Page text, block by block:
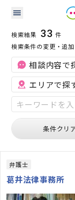
大阪府の刑事
刑
検索結果 33 件
検索条件の変更・追加
相談内容で
エリアで探
条件クリ
弁護士
葛井法律事務所